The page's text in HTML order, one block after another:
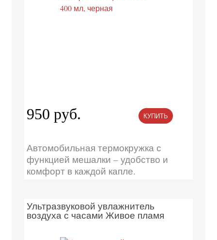
950 руб. КУПИТЬ
Автомобильная термокружка с
функцией мешалки – удобство и
комфорт в каждой капле.
Ультразвуковой увлажнитель
воздуха с часами Живое пламя